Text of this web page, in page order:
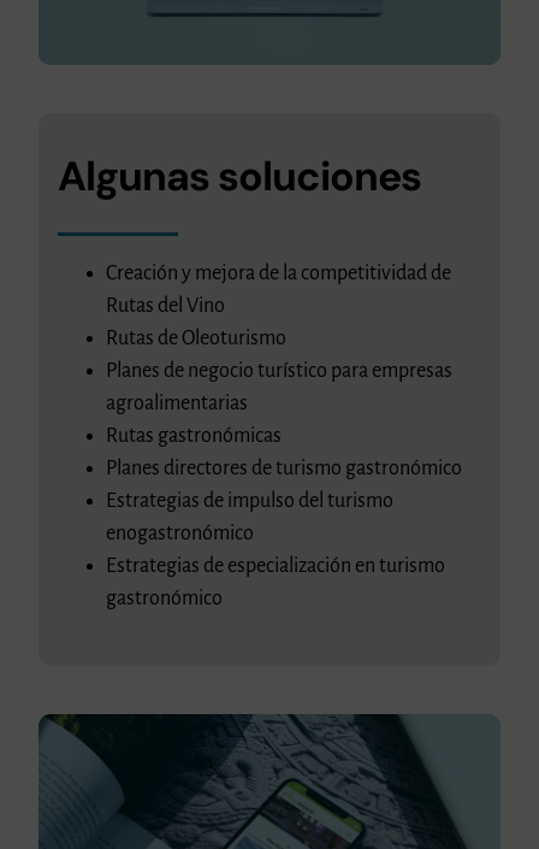
Algunas soluciones
Creación y mejora de la competitividad de
Rutas del Vino
Rutas de Oleoturismo
Planes de negocio turístico para empresas
agroalimentarias
Rutas gastronómicas
Planes directores de turismo gastronómico
Estrategias de impulso del turismo
enogastronómico
Estrategias de especialización en turismo
gastronómico